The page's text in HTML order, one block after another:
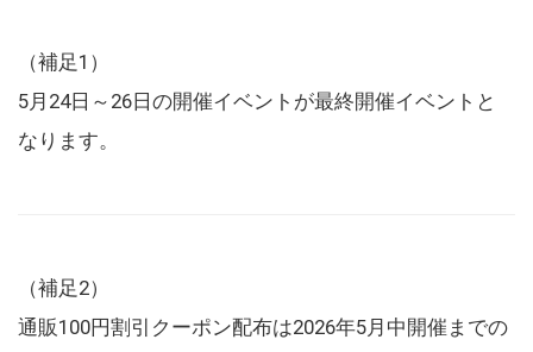
（補足1）
5月24日～26日の開催イベントが最終開催イベントと
なります。
（補足2）
通販100円割引クーポン配布は2026年5月中開催までの